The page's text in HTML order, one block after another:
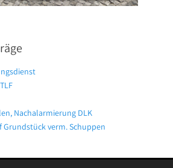
Nachalarmierung DLK
Grundstück verm. Schuppen